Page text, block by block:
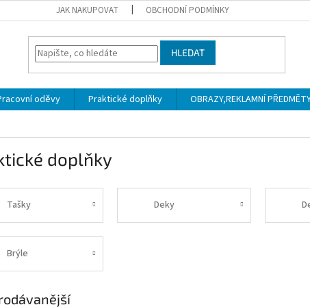
JAK NAKUPOVAT OBCHODNÍ PODMÍNKY
HLEDAT
oděvy Praktické doplňky OBRAZY,REKLAMNÍ
doplňky
Tašky Deky
Brýle